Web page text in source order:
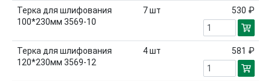
Терка для шлифования
100*230мм 3569-10
7шт 530 ₽
Терка для шлифования
120*230мм 3569-12
4шт 581 ₽